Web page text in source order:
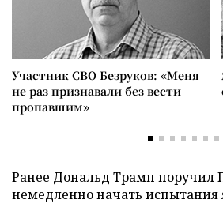
Участник СВО Безруков: «Меня
не раз признавали без вести
пропавшим»
Ранее Дональд Трамп поручил
немедленно начать испытания